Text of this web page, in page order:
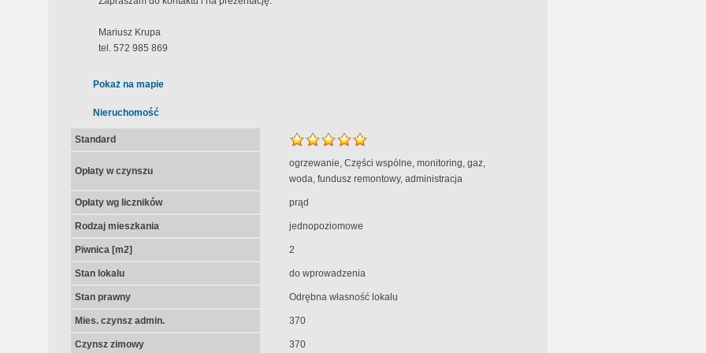
Mariusz Krupa
tel. 572 985 869
Pokaż na mapie
Nieruchomość
Standard
Opłaty w czynszu
ogrzewanie, Części wspólne, monitoring, gaz,
woda, fundusz remontowy, administracja
Opłaty wg liczników prąd
Rodzaj mieszkania jednopoziomowe
Piwnica [m2] 2
Stan lokalu do wprowadzenia
Stan prawny Odrębna własność lokalu
Mies. czynsz admin. 370
Czynsz zimowy 370